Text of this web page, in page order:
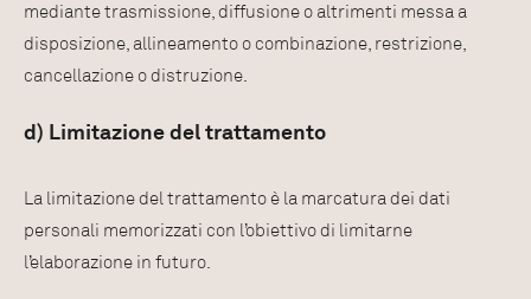
mediante trasmissione, diffusione o altrimenti messa a
disposizione, allineamento o combinazione, restrizione,
cancellazione o distruzione.
d) Limitazione del trattamento
La limitazione del trattamento è la marcatura dei dati
personali memorizzati con l’obiettivo di limitarne
l’elaborazione in futuro.